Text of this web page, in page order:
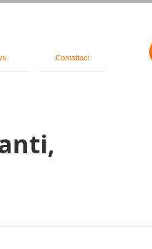
Contattaci